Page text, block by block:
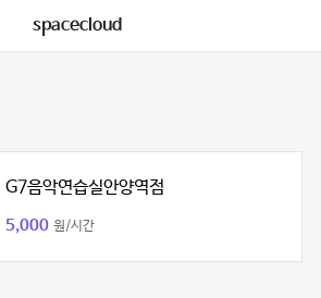
spacecloud
G7음악연습실안양역점
5,000 원/시간